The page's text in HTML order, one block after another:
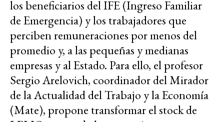
los beneficiarios del IFE (Ingreso Familiar
de Emergencia) y los trabajadores que
perciben remuneraciones por menos del
promedio y, a las pequeñas y medianas
empresas y al Estado. Para ello, el profesor
Sergio Arelovich, coordinador del Mirador
de la Actualidad del Trabajo y la Economía
(Mate), propone transformar el stock de